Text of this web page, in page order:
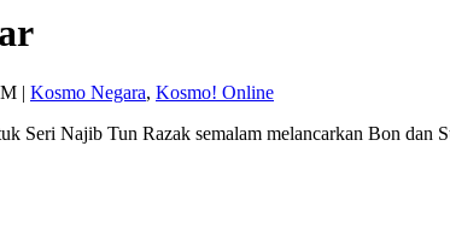
| Kosmo Negara, Kosmo! Online
Najib Tun Razak semalam melancarkan Bon dan